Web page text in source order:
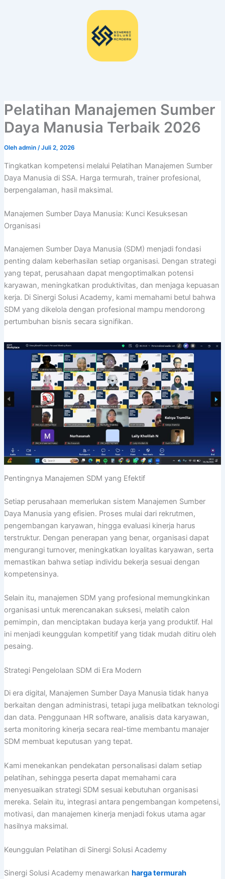
Pelatihan Manajemen Sumber
Daya Manusia Terbaik 2026
Oleh admin /Juli 2, 2026
Tingkatkan kompetensi melalui Pelatihan Manajemen Sumber
Daya Manusia di SSA. Harga termurah, trainer profesional,
berpengalaman, hasil maksimal.
Manajemen Sumber Daya Manusia: Kunci Kesuksesan
Organisasi
Manajemen Sumber Daya Manusia (SDM) menjadi fondasi
penting dalam keberhasilan setiap organisasi. Dengan strategi
yang tepat, perusahaan dapat mengoptimalkan potensi
karyawan, meningkatkan produktivitas, dan menjaga kepuasan
kerja. Di Sinergi Solusi Academy, kami memahami betul bahwa
SDM yang dikelola dengan profesional mampu mendorong
pertumbuhan bisnis secara signifikan.
Pentingnya Manajemen SDM yang Efektif
Setiap perusahaan memerlukan sistem Manajemen Sumber
Daya Manusia yang efisien. Proses mulai dari rekrutmen,
pengembangan karyawan, hingga evaluasi kinerja harus
terstruktur. Dengan penerapan yang benar, organisasi dapat
mengurangi turnover, meningkatkan loyalitas karyawan, serta
memastikan bahwa setiap individu bekerja sesuai dengan
kompetensinya.
Selain itu, manajemen SDM yang profesional memungkinkan
organisasi untuk merencanakan suksesi, melatih calon
pemimpin, dan menciptakan budaya kerja yang produktif. Hal
ini menjadi keunggulan kompetitif yang tidak mudah ditiru oleh
pesaing.
Strategi Pengelolaan SDM di Era Modern
Di era digital, Manajemen Sumber Daya Manusia tidak hanya
berkaitan dengan administrasi, tetapi juga melibatkan teknologi
dan data. Penggunaan HR software, analisis data karyawan,
serta monitoring kinerja secara real-time membantu manajer
SDM membuat keputusan yang tepat.
Kami menekankan pendekatan personalisasi dalam setiap
pelatihan, sehingga peserta dapat memahami cara
menyesuaikan strategi SDM sesuai kebutuhan organisasi
mereka. Selain itu, integrasi antara pengembangan kompetensi,
motivasi, dan manajemen kinerja menjadi fokus utama agar
hasilnya maksimal.
Keunggulan Pelatihan di Sinergi Solusi Academy
Sinergi Solusi Academy menawarkan harga termurah